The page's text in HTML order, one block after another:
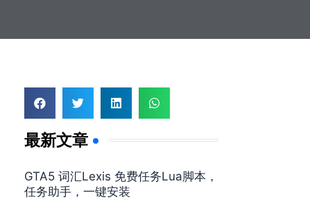
最新文章
GTA5 词汇Lexis 免费任务Lua脚本，
任务助手，一键安装